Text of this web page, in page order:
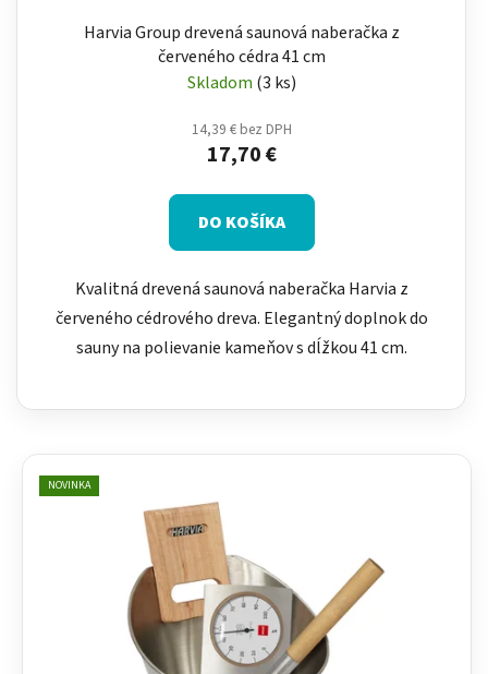
Harvia Group drevená saunová naberačka z
červeného cédra 41 cm
Skladom (3 ks)
14,39 € bez DPH
17,70 €
DO KOŠÍKA
Kvalitná drevená saunová naberačka Harvia z
červeného cédrového dreva. Elegantný doplnok do
sauny na polievanie kameňov s dĺžkou 41 cm.
NOVINKA